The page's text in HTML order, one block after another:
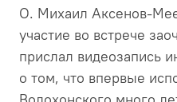
О. Михаил Аксенов-
участие во встрече
прислал видеозапись
о том, что впервые